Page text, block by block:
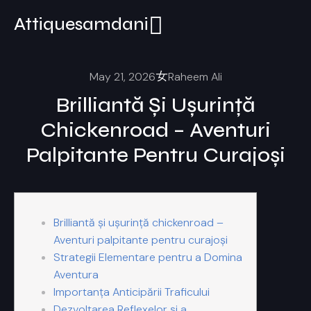
Attiquesamdani
May 21, 2026 Raheem Ali
Brilliantă Și Ușurință
Chickenroad – Aventuri
Palpitante Pentru Curajoși
Brilliantă și ușurință chickenroad –
Aventuri palpitante pentru curajoși
Strategii Elementare pentru a Domina
Aventura
Importanța Anticipării Traficului